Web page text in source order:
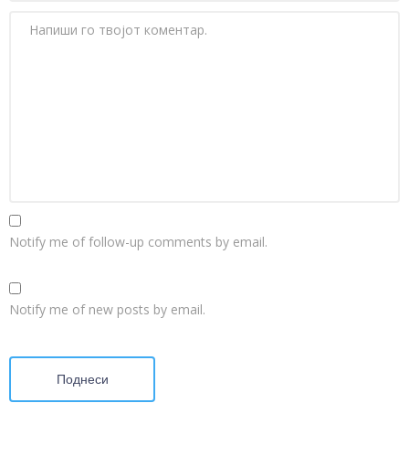
Notify me of follow-up comments by email.
Notify me of new posts by email.
Поднеси